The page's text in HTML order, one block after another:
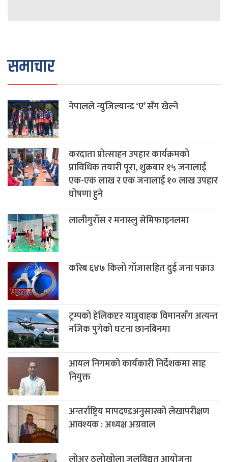
समाचार
नेपालले न्युजिल्यान्ड ‘ए’ सँग खेल्ने
करदाता प्रोत्साहन उपहार कार्यक्रमको
प्राविधिक तयारी पूरा, शुक्रबार १५ जनालाई
एक-एक लाख र एक जनालाई १० लाख उपहार
घोषणा हुने
लालीगुराँस र मनास्लु सेमिफाइनलमा
करिब ६४७ किलो गाँजासहित दुई जना पक्राउ
ट्रम्पको हेलिकप्टर यात्रुवाहक विमानसँग अत्यन्त
नजिक पुगेको घटना छानबिनमा
आयल निगमको कार्यकारी निर्देशकमा साह
नियुक्त
अन्तर्राष्ट्रिय मापदण्डअनुसारको लेखापरीक्षण
आवश्यक : अध्यक्ष अग्रवाल